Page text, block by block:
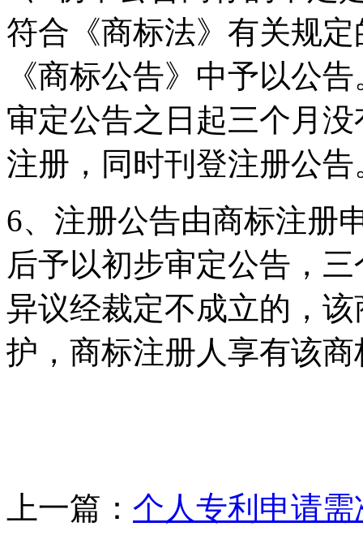
符合《商标法》有关规
《商标公告》中予以公
审定公告之日起三个月
注册，同时刊登注册公告
6、注册公告由商标注册
后予以初步审定公告，
异议经裁定不成立的，
护，商标注册人享有该
上一篇： 个人专利申请